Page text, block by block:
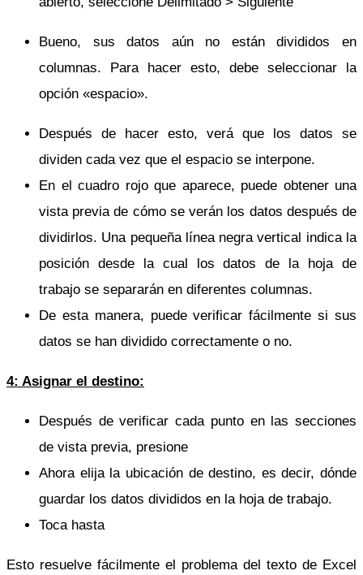
Bueno, sus datos aún no están divididos en
columnas. Para hacer esto, debe seleccionar la
opción «espacio».
Después de hacer esto, verá que los datos se
dividen cada vez que el espacio se interpone.
En el cuadro rojo que aparece, puede obtener una
vista previa de cómo se verán los datos después de
dividirlos. Una pequeña línea negra vertical indica la
posición desde la cual los datos de la hoja de
trabajo se separarán en diferentes columnas.
De esta manera, puede verificar fácilmente si sus
datos se han dividido correctamente o no.
4: Asignar el destino:
Después de verificar cada punto en las secciones
de vista previa, presione
Ahora elija la ubicación de destino, es decir, dónde
guardar los datos divididos en la hoja de trabajo.
Toca hasta
Esto resuelve fácilmente el problema del texto de Excel